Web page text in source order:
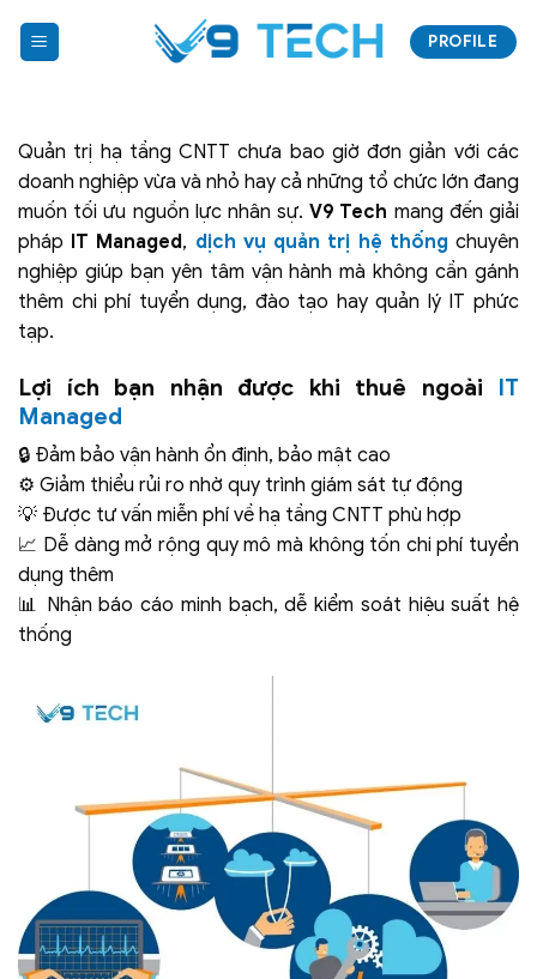
qua
PROFILE
Quản trị hạ tầng CNTT chưa bao giờ đơn giản với các
doanh nghiệp vừa và nhỏ hay cả những tổ chức lớn đang
muốn tối ưu nguồn lực nhân sự.V9 Tech mang đến giải
pháp IT Managed, dịch vụ quản trị hệ thốngchuyên
nghiệp giúp bạn yên tâm vận hành mà không cần gánh
thêm chi phí tuyển dụng, đào tạo hay quản lý IT phức
tạp.
Lợi ích bạn nhận được khi thuê ngoài IT
Managed
🔒 Đảm bảo vận hành ổn định, bảo mật cao
⚙️ Giảm thiểu rủi ro nhờ quy trình giám sát tự động
💡 Được tư vấn miễn phí về hạ tầng CNTT phù hợp
📈 Dễ dàng mở rộng quy mô mà không tốn chi phí tuyển
dụng thêm
📊 Nhận báo cáo minh bạch, dễ kiểm soát hiệu suất hệ
thống